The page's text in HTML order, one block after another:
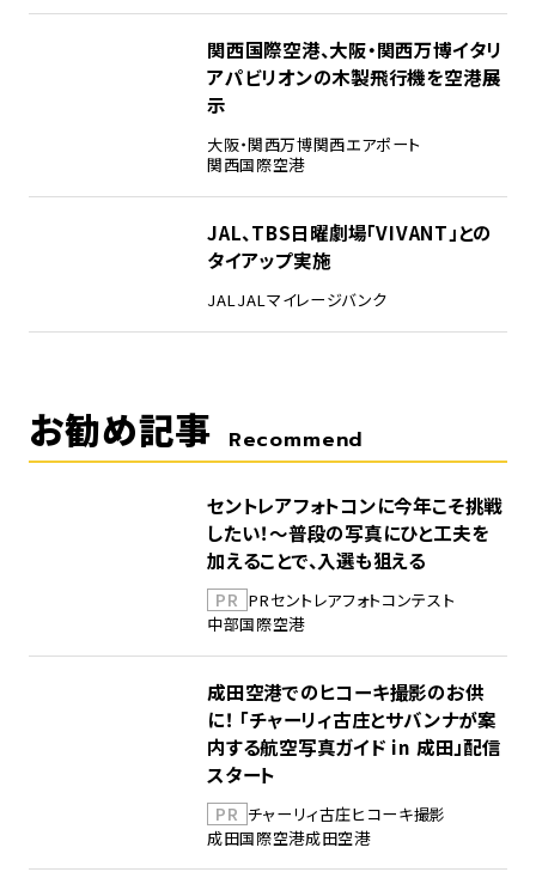
関西国際空港、大阪・関西万博イタリ
アパビリオンの木製飛行機を空港展
示
大阪・関西万博関西エアポート
関西国際空港
JAL、TBS日曜劇場「VIVANT」との
タイアップ実施
JALJALマイレージバンク
お勧め記事 Recommend
セントレアフォトコンに今年こそ挑戦
したい！～普段の写真にひと工夫を
加えることで、入選も狙える
PR PRセントレアフォトコンテスト
中部国際空港
成田空港でのヒコーキ撮影のお供
に！ 「チャーリィ古庄とサバンナが案
内する航空写真ガイド in 成田」配信
スタート
PR チャーリィ古庄ヒコーキ撮影
成田国際空港成田空港